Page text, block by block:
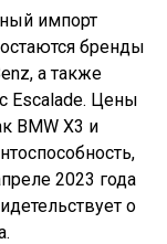
импорт
бренды
а также
Escalade. Цены
BMW X3 и
2023 года
о